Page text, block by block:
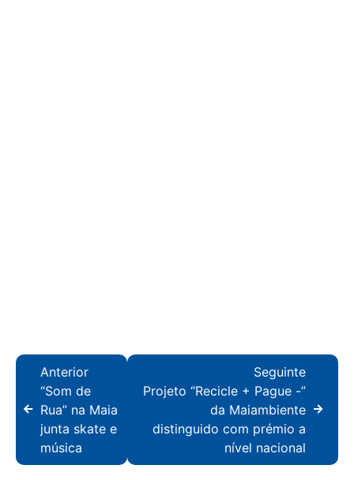
Anterior
“Som de
Rua” na Maia
junta skate e
música
Seguinte
Projeto “Recicle + Pague -”
da Maiambiente
distinguido com prémio a
nível nacional